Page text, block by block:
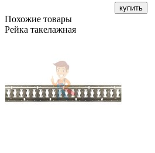
купить
Похожие товары
Рейка такелажная